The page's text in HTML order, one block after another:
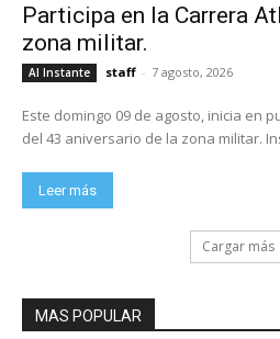
Participa en la Carrera
zona militar.
Al Instante staff - 7 agosto, 2026
Este domingo 09 de agosto, inicia en punto
del
Leer más
Cargar más
MAS POPULAR